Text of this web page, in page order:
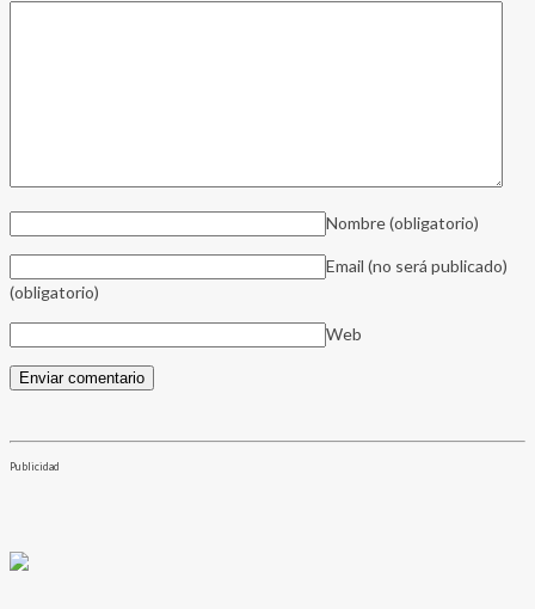
Nombre(obligatorio)
Email (no será publicado)
(obligatorio)
Web
Publicidad